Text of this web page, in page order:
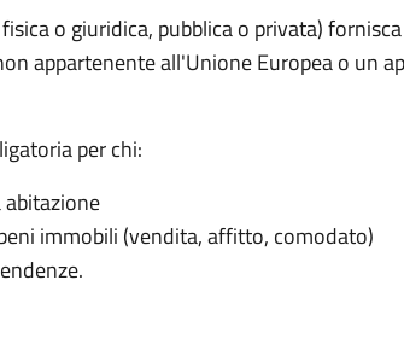
o giuridica, pubblica o privata) fornisca
appartenente all'Unione Europea o un
per chi:
immobili (vendita, affitto, comodato)